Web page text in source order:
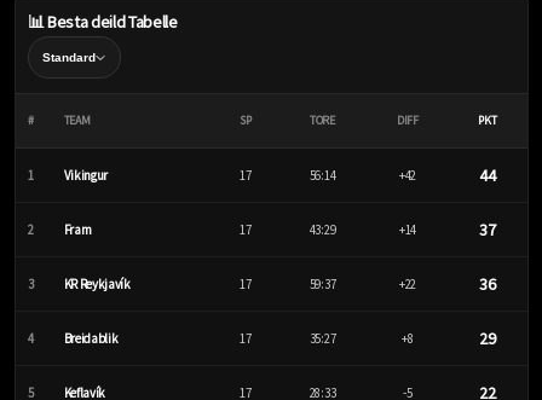
📊 Besta deild Tabelle
# TEAM SP TORE DIFF PKT
1 Vikingur 17 56:14 +42 44
2 Fram 17 43:29 +14 37
3 KR Reykjavík 17 59:37 +22 36
4 Breidablik 17 35:27 +8 29
5 Keflavík 17 28:33 -5 22